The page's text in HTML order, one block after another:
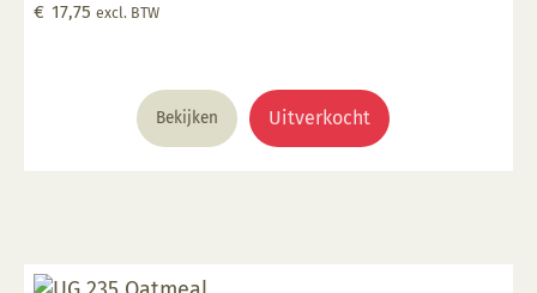
€ 17,75 excl. BTW
Bekijken Uitverkocht